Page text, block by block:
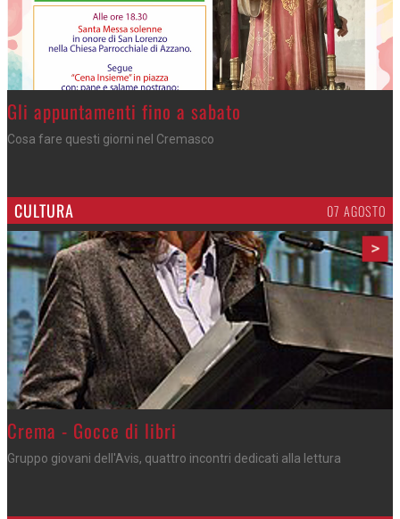
Gli appuntamenti fino a sabato
Cosa fare questi giorni nel Cremasco
CULTURA 07 AGOSTO
>
Crema - Gocce di libri
Gruppo giovani dell'Avis, quattro incontri dedicati alla lettura